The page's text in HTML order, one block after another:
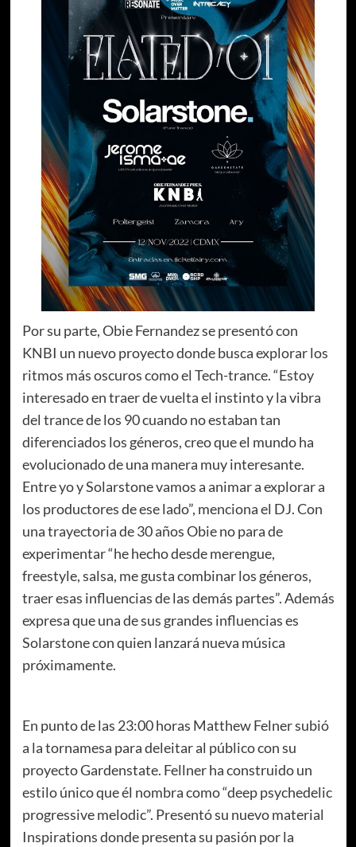
Por su parte, Obie Fernandez se presentó con
KNBI un nuevo proyecto donde busca explorar los
ritmos más oscuros como el Tech-trance. “Estoy
interesado en traer de vuelta el instinto y la vibra
del trance de los 90 cuando no estaban tan
diferenciados los géneros, creo que el mundo ha
evolucionado de una manera muy interesante.
Entre yo y Solarstone vamos a animar a explorar a
los productores de ese lado”, menciona el DJ. Con
una trayectoria de 30 años Obie no para de
experimentar “he hecho desde merengue,
freestyle, salsa, me gusta combinar los géneros,
traer esas influencias de las demás partes”. Además
expresa que una de sus grandes influencias es
Solarstone con quien lanzará nueva música
próximamente.
En punto de las 23:00 horas Matthew Felner subió
a la tornamesa para deleitar al público con su
proyecto Gardenstate. Fellner ha construido un
estilo único que él nombra como “deep psychedelic
progressive melodic”. Presentó su nuevo material
Inspirations donde presenta su pasión por la